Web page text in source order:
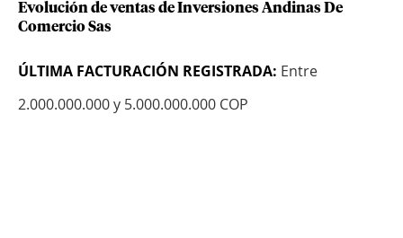
Evolución de ventas de Inversiones Andinas De
Comercio Sas
ÚLTIMA FACTURACIÓN REGISTRADA: Entre
2.000.000.000 y 5.000.000.000 COP